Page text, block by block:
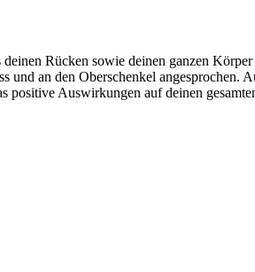
Rücken sowie deinen ganzen
und an den Oberschenkel
positive Auswirkungen auf deinen